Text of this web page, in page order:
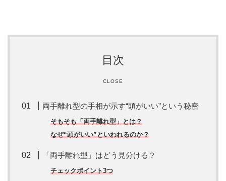
CLOSE
目次
両手離れ型の手相が示す“頭がいい”という秘密
そもそも「両手離れ型」とは？
なぜ“頭がいい”といわれるのか？
「両手離れ型」はどう見分ける？
チェックポイント3つ